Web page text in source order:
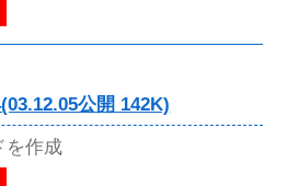
公開 142K)
を作成